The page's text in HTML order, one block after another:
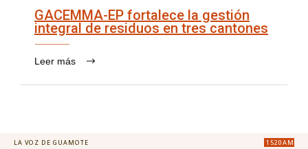
GACEMMA-EP fortalece la gestión
integral de residuos en tres cantones
Leer más
LA VOZ DE GUAMOTE 1520AM